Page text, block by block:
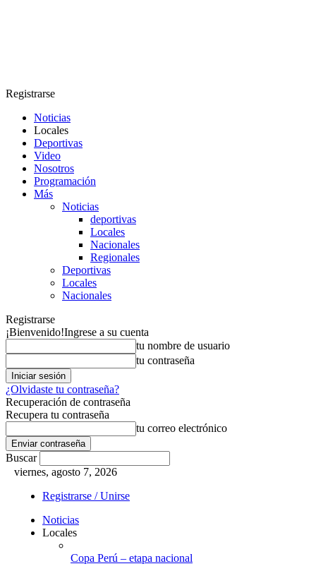
Registrarse
Noticias
Locales
Deportivas
Video
Nosotros
Programación
Más
Noticias
deportivas
Locales
Nacionales
Regionales
Deportivas
Locales
Nacionales
Registrarse
¡Bienvenido!Ingrese a su cuenta
tu nombre de usuario
tu contraseña
¿Olvidaste tu contraseña?
Recuperación de contraseña
Recupera tu contraseña
tu correo electrónico
Buscar
viernes, agosto 7, 2026
Registrarse / Unirse
Noticias
Locales
Copa Perú – etapa nacional